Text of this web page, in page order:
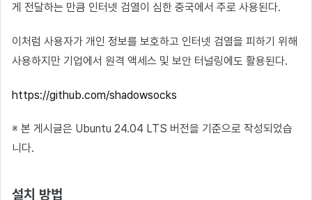
게 전달하는 만큼 인터넷 검열이 심한 중국에서 주로 사용된다.
이처럼 사용자가 개인 정보를 보호하고 인터넷 검열을 피하기 위해
사용하지만 기업에서 원격 액세스 및 보안 터널링에도 활용된다.
https://github.com/shadowsocks
※ 본 게시글은 Ubuntu 24.04 LTS 버전을 기준으로 작성되었습
니다.
설치 방법